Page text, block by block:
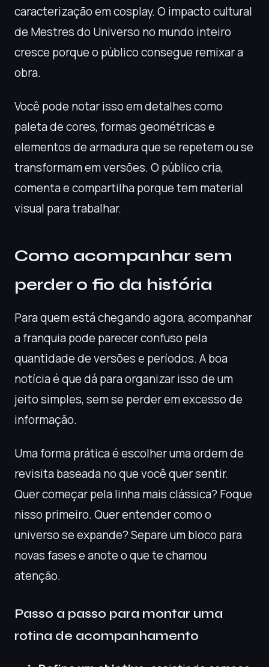
caracterização em cosplay. O impacto cultural
de Mestres do Universo no mundo inteiro
cresce porque o público consegue remixar a
obra.
Você pode notar isso em detalhes como
paleta de cores, formas geométricas e
elementos de armadura que se repetem ou se
transformam em versões. O público cria,
comenta e compartilha porque tem material
visual para trabalhar.
Como acompanhar sem
perder o fio da história
Para quem está chegando agora, acompanhar
a franquia pode parecer confuso pela
quantidade de versões e períodos. A boa
notícia é que dá para organizar isso de um
jeito simples, sem se perder em excesso de
informação.
Uma forma prática é escolher uma ordem de
revisita baseada no que você quer sentir.
Quer começar pela linha mais clássica? Foque
nisso primeiro. Quer entender como o
universo se expande? Separe um bloco para
novas fases e anote o que te chamou
atenção.
Passo a passo para montar uma
rotina de acompanhamento